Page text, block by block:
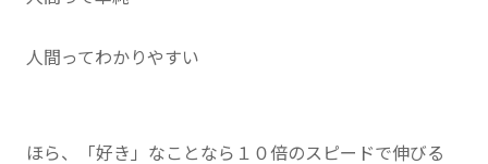
人間ってわかりやすい
ほら、「好き」なことなら１０倍のスピードで伸びる